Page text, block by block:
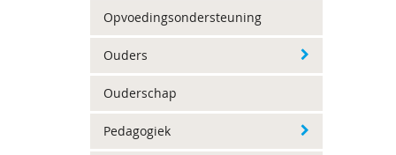
Opvoedingsondersteuning
Ouders
Ouderschap
Pedagogiek